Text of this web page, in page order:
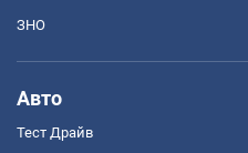
ЗНО
Авто
Тест Драйв